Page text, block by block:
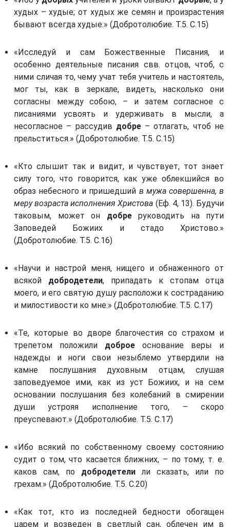
Второе послание к Фессалоникийцам. (2 Фес)
Второе послание к Тимофею. (2 Тим)
Послание к Титу. (Тит)
Послание к Филимону. (Флм)
Послание к Евреям. (Евр)
худых – худые; от худых же семян и произрастения
бывают всегда худые.» (Добротолюбие. Т.5. С.15)
«Исследуй и сам Божественные Писания, и
особенно деятельные писания свв. отцов, чтоб, с
ними сличая то, чему учат тебя учитель и настоятель,
мог ты, как в зеркале, видеть, насколько они
согласны между собою, – и затем согласное с
писаниями усвоять и удерживать в мысли, а
несогласное – рассудив добре– отлагать, чтоб не
прельститься.» (Добротолюбие. Т.5. С.15)
«Кто слышит так и видит, и чувствует, тот знает
силу того, что говорится, как уже облекшийся во
образ небесного и пришедший в мужа совершенна, в
меру возраста исполнения Христова (Еф. 4, 13). Будучи
таковым, может он добреруководить на пути
Заповедей Божиих и стадо Христово.»
(Добротолюбие. Т.5. С.16)
«Научи и настрой меня, нищего и обнаженного от
всякой добродетели, припадать к стопам отца
моего, и его святую душу расположи к состраданию
и милостивости ко мне.» (Добротолюбие. Т.5. С.17)
«Те, которые во дворе благочестия со страхом и
трепетом положили доброе основание веры и
надежды и ноги свои незыблемо утвердили на
камне послушания духовным отцам, слушая
заповедуемое ими, как из уст Божиих, и на сем
основании послушания без колебаний в смирении
души устрояя исполнение того, – скоро
преуспевают.» (Добротолюбие. Т.5. С.17)
«Ибо всякий по собственному своему состоянию
судит о том, что касается ближних, – по тому, т. е.
каков сам, по добродетели ли сказать, или по
грехам.» (Добротолюбие. Т.5. С.20)
«Как тот, кто из последней бедности обогащен
царем и возведен в светлый сан, облечен им в